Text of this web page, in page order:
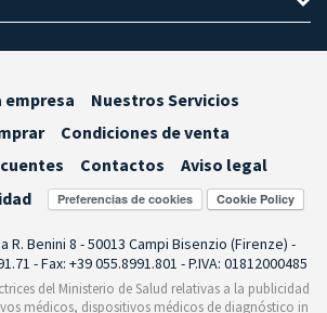
empresa
Nuestros Servicios
Condiciones de venta
Contactos
Aviso legal
Preferencias de cookies
R. Benini 8 - 50013 Campi Bisenzio (Firenze) -
- Fax: +39 055.8991.801 - P.IVA: 01812000485
del Ministerio de Salud relativas a la publicidad
médicos, dispositivos médicos de diagnóstico in